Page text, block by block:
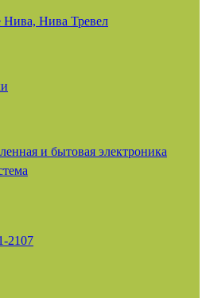
Нива Тревел
и бытовая электроника
2107